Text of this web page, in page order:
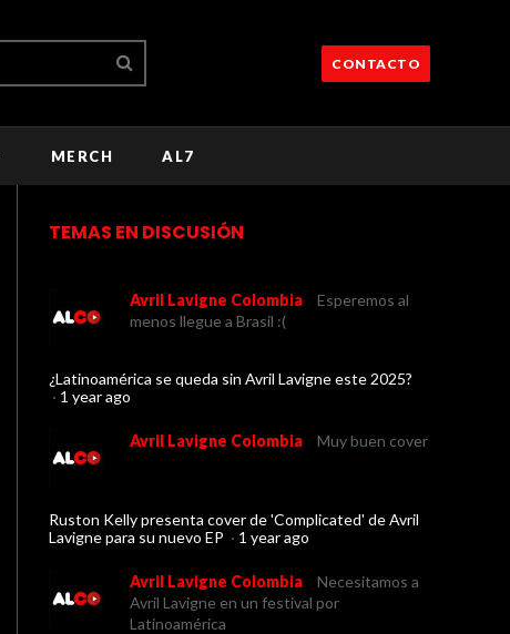
CONTACTO
MERCH AL7
TEMAS EN DISCUSIÓN
Avril Lavigne Colombia
Esperemos al
menos llegue a Brasil :(
¿Latinoamérica se queda sin Avril Lavigne este 2025?
· 1 year ago
Avril Lavigne Colombia Muy buen cover
Ruston Kelly presenta cover de 'Complicated' de Avril
Lavigne para su nuevo EP · 1 year ago
Avril Lavigne Colombia
Necesitamos a
Avril Lavigne en un festival por
Latinoamérica